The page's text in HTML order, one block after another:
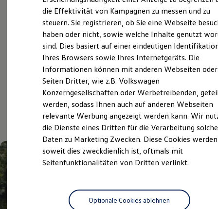
Connect Pro
Fleet Interface Data
Multistop Pathfinder
Übersicht Software Updates
Hilfreiches für Besitzer
Fahrerassistenz- und Sicherheitssysteme
Kontrollleuchten
Kurzfahrprofile und Ölverdünnung
Batterieverordnung
XTL-Dieselkraftstoff
Ersatzteile und Betriebsflüssigkeiten
Original Zubehör und Lifestyle Produkte
myVolkswagen Business
Elektrisch & Autonom
Elektro - & Hybridfahrzeuge
Klimafreundlicher Strom
Ladezeitensimulator
Ladelösungen für Privatkunden
Service
Volkswagen Economy
Service
Aktuelle Highlights
und Angebote
die Effektivität von Kampagnen zu messen und zu
steuern. Sie registrieren, ob Sie eine Webseite
haben oder nicht, sowie welche Inhalte genutzt
sind. Dies basiert auf einer eindeutigen
Ihres Browsers sowie Ihres Internetgeräts. Die
Informationen können mit anderen Webseiten oder
Seiten Dritter, wie z.B. Volkswagen
Konzerngesellschaften oder Werbetreibenden,
werden, sodass Ihnen auch auf anderen Webseiten
relevante Werbung angezeigt werden kann. Wir
die Dienste eines Dritten für die Verarbeitung
Daten zu Marketing Zwecken. Diese Cookies
soweit dies zweckdienlich ist, oftmals mit
Seitenfunktionalitäten von Dritten verlinkt.
Optionale Cookies ablehnen